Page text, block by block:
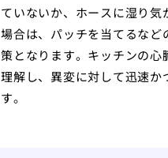
ていないか、ホースに湿り
場合は、パッチを当てるな
策となります。キッチンの心
理解し、異変に対して迅速
す。